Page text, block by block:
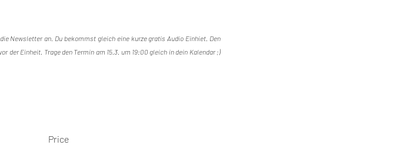
Newsletter an. Du bekommst gleich eine kurze gratis Audio Einhiet. Den
der Einheit. Trage den Termin am 15.3. um 19:00 gleich in dein Kalendar ;)
Price